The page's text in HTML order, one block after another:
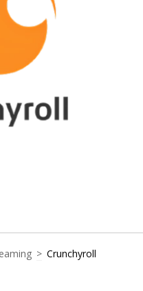
> Crunchyroll